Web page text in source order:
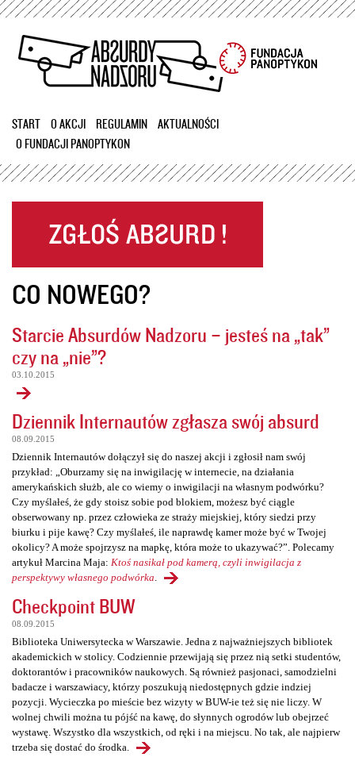
Przejdź
treści
START O AKCJI REGULAMIN
AKTUALNOŚCI
O FUNDACJI PANOPTYKON
CO NOWEGO?
Starcie Absurdów Nadzoru – jesteś na „tak”
czy na „nie”?
03.10.2015
Dziennik Internautów zgłasza swój absurd
08.09.2015
Dziennik Internautów dołączył się do naszej akcji i zgłosił nam swój
przykład: „Oburzamy się na inwigilację w internecie, na działania
amerykańskich służb, ale co wiemy o inwigilacji na własnym podwórku?
Czy myślałeś, że gdy stoisz sobie pod blokiem, możesz być ciągle
obserwowany np. przez człowieka ze straży miejskiej, który siedzi przy
biurku i pije kawę? Czy myślałeś, ile naprawdę kamer może być w Twojej
okolicy? A może spojrzysz na mapkę, która może to ukazywać?”. Polecamy
artykuł Marcina Maja: Ktoś nasikał pod kamerą, czyli inwigilacja z
perspektywy własnego podwórka
Checkpoint BUW
08.09.2015
Biblioteka Uniwersytecka w Warszawie. Jedna z najważniejszych bibliotek
akademickich w stolicy. Codziennie przewijają się przez nią setki studentów,
doktorantów i pracowników naukowych. Są również pasjonaci, samodzielni
badacze i warszawiacy, którzy poszukują niedostępnych gdzie indziej
pozycji. Wycieczka po mieście bez wizyty w BUW-ie też się nie liczy. W
wolnej chwili można tu pójść na kawę, do słynnych ogrodów lub obejrzeć
wystawę. Wszystko dla wszystkich, od ręki i na miejscu. No tak, ale najpierw
trzeba się dostać do środka.